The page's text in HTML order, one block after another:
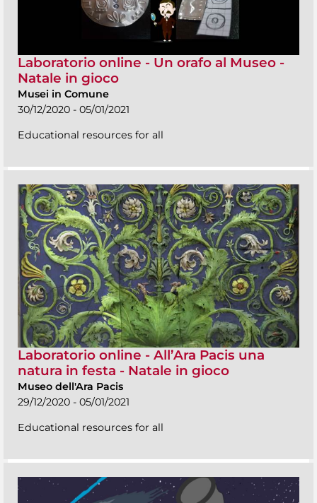
Laboratorio online - Un orafo al Museo -
Natale in gioco
Musei in Comune
30/12/2020 - 05/01/2021
Educational resources for all
Laboratorio online - All’Ara Pacis una
natura in festa - Natale in gioco
Museo dell'Ara Pacis
29/12/2020 - 05/01/2021
Educational resources for all